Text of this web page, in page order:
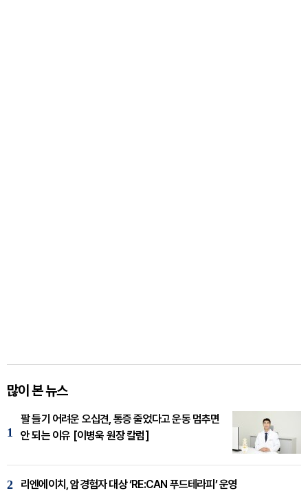
많이 본 뉴스
1
팔 들기 어려운 오십견, 통증 줄었다고 운동 멈추면
안 되는 이유 [이병욱 원장 칼럼]
2 리엔에이치, 암경험자 대상 ‘RE:CAN 푸드테라피’ 운영